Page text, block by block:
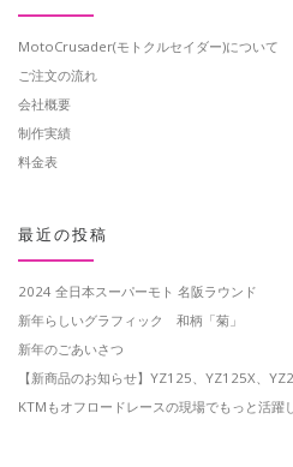
MotoCrusader(モトクルセイダー)について
ご注文の流れ
会社概要
制作実績
料金表
最近の投稿
2024 全日本スーパーモト 名阪ラウンド
新年らしいグラフィック 和柄「菊」
新年のごあいさつ
【新商品のお知らせ】YZ125、YZ125X、
KTMもオフロードレースの現場でもっと活躍